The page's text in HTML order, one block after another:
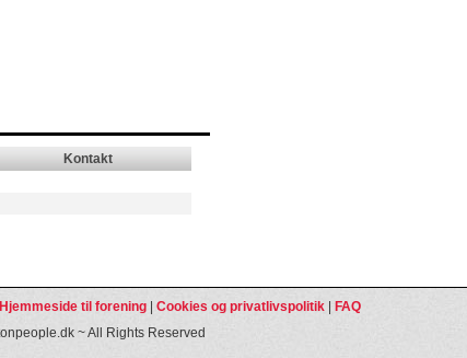
Kontakt
Hjemmeside til forening Cookies og privatlivspolitik
FAQ
~ All Rights Reserved